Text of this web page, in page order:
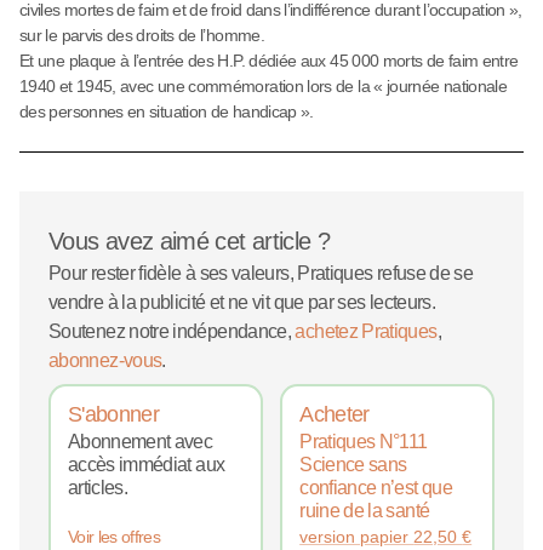
civiles mortes de faim et de froid dans l’indifférence durant l’occupation »,
sur le parvis des droits de l’homme.
Et une plaque à l’entrée des H.P. dédiée aux 45 000 morts de faim entre
1940 et 1945, avec une commémoration lors de la « journée nationale
des personnes en situation de handicap ».
Vous avez aimé cet article ?
Pour rester fidèle à ses valeurs, Pratiques refuse de se
vendre à la publicité et ne vit que par ses lecteurs.
Soutenez notre indépendance,achetez Pratiques,
abonnez-vous.
S'abonner
Abonnement avec
accès immédiat aux
articles.
Voir les offres
Acheter
Pratiques N°111
Science sans
confiance n’est que
ruine de la santé
version papier 22,50€